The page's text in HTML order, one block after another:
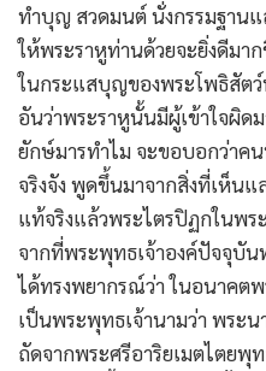
ทำบุญ สวดมนต์ นั่งกรรมฐาน
ให้พระราหูท่านด้วยจะยิ่งดีมา
ในกระแสบุญของพระโพธิสัตว์
อันว่าพระราหูนั้นมีผู้เข้าใจผิด
ยักษ์มารทำไม จะขอบอกว่าค
จริงจัง พูดขึ้นมาจากสิ่งที่เห็นแ
แท้จริงแล้วพระไตรปิฏกในพร
จากที่พระพุทธเจ้าองค์ปัจจุบั
ได้ทรงพยากรณ์ว่า ในอนาคต
เป็นพระพุทธเจ้านามว่า พระ
ถัดจากพระศรีอาริยเมตไตยพุ